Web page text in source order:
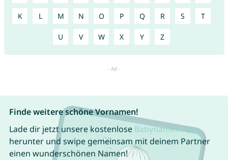
K L M N O P Q R S T
U V W X Y Z
Finde weitere schöne Vornamen!
Lade dir jetzt unsere kostenlose Babynamen App
herunter und swipe gemeinsam mit deinem Partner
einen wunderschönen Namen!